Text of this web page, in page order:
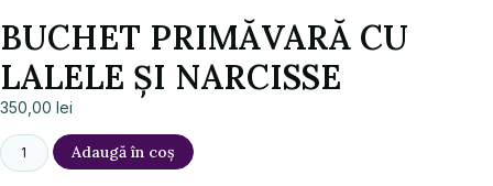
BUCHET PRIMĂVARĂ CU
LALELE ȘI NARCISSE
350,00 lei
Adaugă în coș